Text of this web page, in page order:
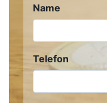
Name
Telefon